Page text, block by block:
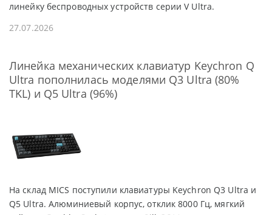
линейку беспроводных устройств серии V Ultra.
27.07.2026
Линейка механических клавиатур Keychron Q
Ultra пополнилась моделями Q3 Ultra (80%
TKL) и Q5 Ultra (96%)
На склад MICS поступили клавиатуры Keychron Q3 Ultra и
Q5 Ultra. Алюминиевый корпус, отклик 8000 Гц, мягкий